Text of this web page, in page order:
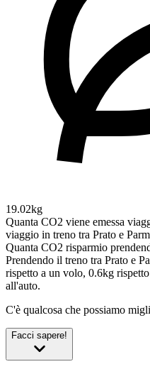
19.02kg
Quanta CO2 viene emessa
viaggio in treno tra Prato e
Quanta CO2 risparmio
Prendendo il treno tra Prato e
rispetto a un volo, 0.6kg
all'auto.
C'è qualcosa che possiamo
Facci sapere!